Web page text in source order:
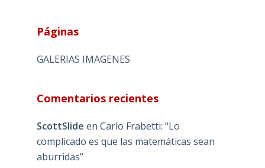
Páginas
GALERIAS IMAGENES
Comentarios recientes
ScottSlide en Carlo Frabetti: “Lo
complicado es que las matemáticas sean
aburridas”